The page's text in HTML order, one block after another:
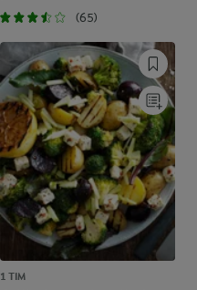
(65)
1 TIM